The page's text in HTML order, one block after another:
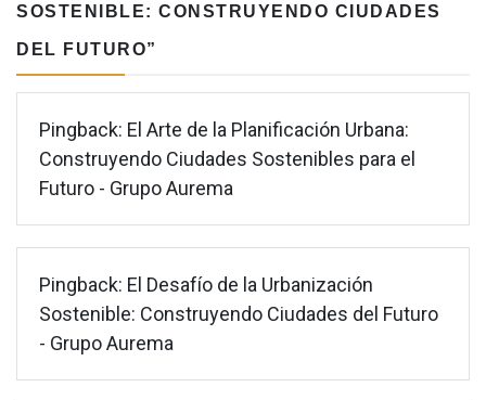
SOSTENIBLE: CONSTRUYENDO CIUDADES
DEL FUTURO”
Pingback: El Arte de la Planificación Urbana:
Construyendo Ciudades Sostenibles para el
Futuro - Grupo Aurema
Pingback: El Desafío de la Urbanización
Sostenible: Construyendo Ciudades del Futuro
- Grupo Aurema